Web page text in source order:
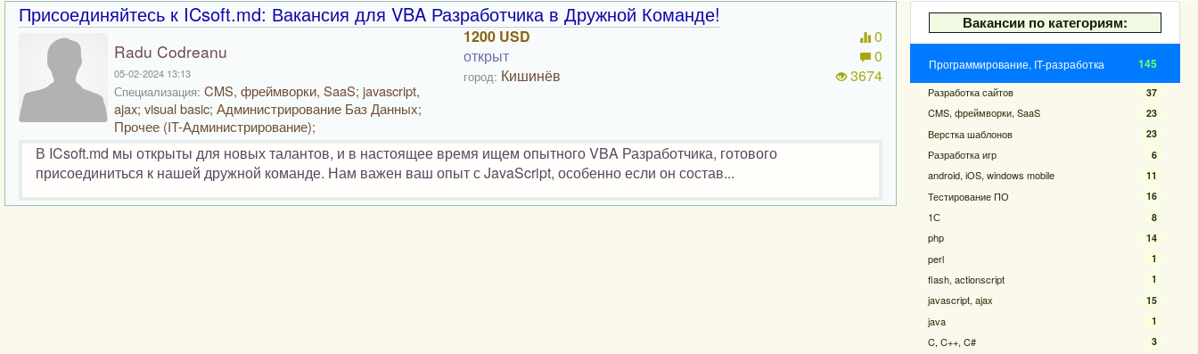
Вакансии по категориям:
Программирование, IT-разработка 145
Разработка сайтов 37
CMS, фреймворки, SaaS 23
Верстка шаблонов 23
Разработка игр 6
android, iOS, windows mobile 11
Тестирование ПО 16
1С 8
php 14
perl 1
flash, actionscript 1
javascript, ajax 15
java 1
C, C++, C# 3
Присоединяйтесь к ICsoft.md: Вакансия для VBA Разработчика в Дружной Команде!
Radu Codreanu
05-02-2024 13:13
Специализация: CMS, фреймворки, SaaS; javascript,
ajax; visual basic; Администрирование Баз Данных;
Прочее (IT-Администрирование);
1200 USD
открыт
город: Кишинёв
0
0
3674
В ICsoft.md мы открыты для новых талантов, и в настоящее время ищем опытного VBA Разработчика, готового
присоединиться к нашей дружной команде. Нам важен ваш опыт с JavaScript, особенно если он состав...